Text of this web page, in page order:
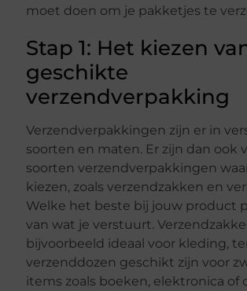
moet doen om je pakketjes te
Stap 1: Het kiezen
geschikte
verzendverpakking
Verzendverpakkingen zijn er in
soorten en maten. Er zijn dan ook
soorten verzendverpakkingen
kiezen, zoals verzendzakken en
Welke het beste bij jouw product
van wat je verstuurt.
bijvoorbeeld ideaal voor kleding,
verzenddozen geschikt zijn voor
items zoals boeken, elektronica of